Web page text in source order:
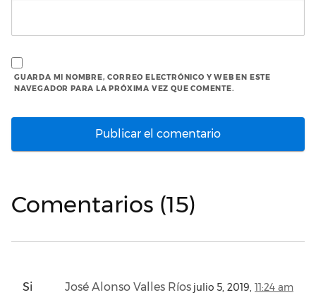
GUARDA MI NOMBRE, CORREO ELECTRÓNICO Y WEB EN ESTE
NAVEGADOR PARA LA PRÓXIMA VEZ QUE COMENTE.
Comentarios (15)
José Alonso Valles Ríos julio 5, 2019, 11:24 am
Si